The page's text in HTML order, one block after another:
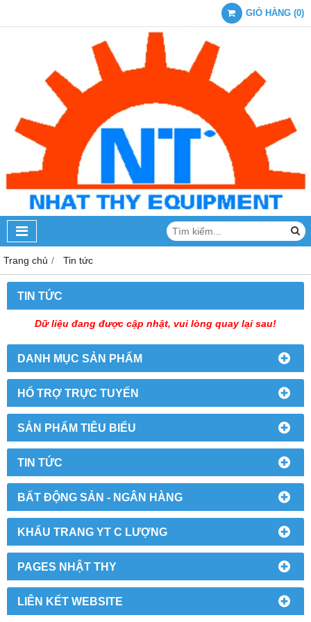
GIỎ HÀNG (0)
Trang chủ Tin tức
DANH MỤC SẢN PHẨM
HỔ TRỢ TRỰC TUYẾN
SẢN PHẨM TIÊU BIỂU
TIN TỨC
BẤT ĐỘNG SẢN - NGÂN HÀNG
KHẨU TRANG YT C LƯỢNG
PAGES NHẬT THY
LIÊN KẾT WEBSITE
TIN TỨC
Dữ liệu đang được cập nhật, vui lòng quay lại sau!